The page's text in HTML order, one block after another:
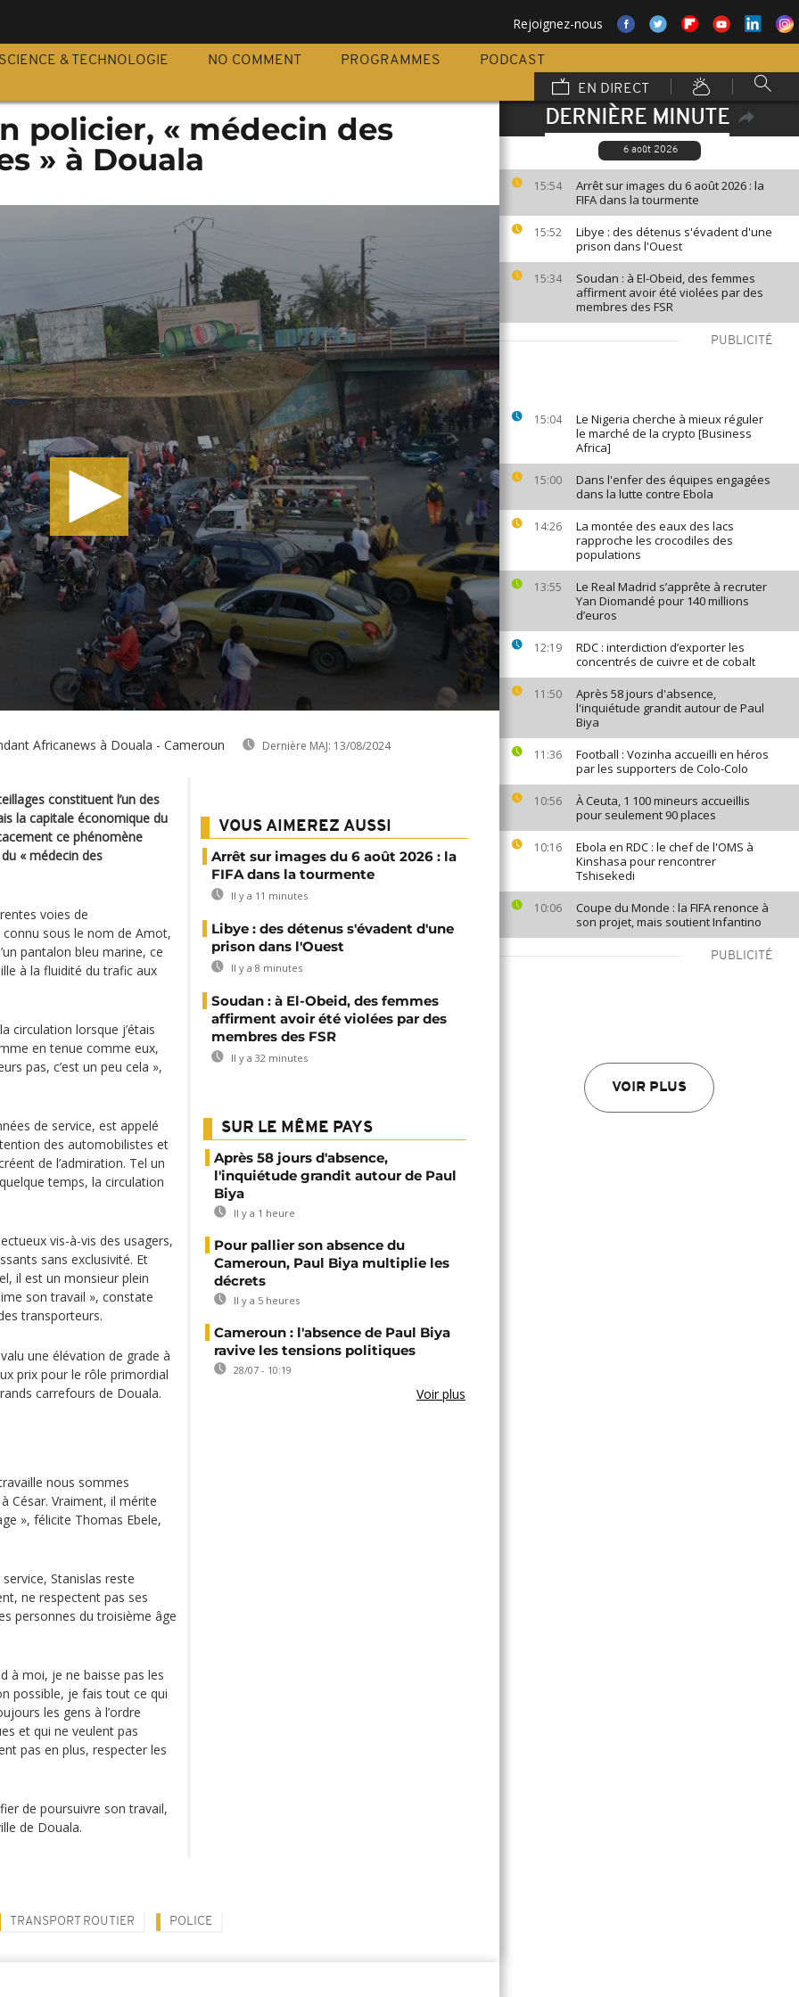
Rejoignez-nous
SCIENCE & TECHNOLOGIE NO COMMENT PROGRAMMES
PODCAST
EN DIRECT
DERNIÈRE MINUTE
6 août 2026
15:54
Arrêt sur images du 6 août 2026 : la
FIFA dans la tourmente
15:52
Libye : des détenus s'évadent d'une
prison dans l'Ouest
15:34
Soudan : à El-Obeid, des femmes
affirment avoir été violées par des
membres des FSR
PUBLICITÉ
15:04
Le Nigeria cherche à mieux réguler
le marché de la crypto [Business
Africa]
15:00
Dans l'enfer des équipes engagées
dans la lutte contre Ebola
14:26
La montée des eaux des lacs
rapproche les crocodiles des
populations
13:55
Le Real Madrid s’apprête à recruter
Yan Diomandé pour 140 millions
d’euros
12:19
RDC : interdiction d’exporter les
concentrés de cuivre et de cobalt
11:50
Après 58 jours d'absence,
l'inquiétude grandit autour de Paul
Biya
11:36
Football : Vozinha accueilli en héros
par les supporters de Colo-Colo
10:56
À Ceuta, 1 100 mineurs accueillis
pour seulement 90 places
10:16
Ebola en RDC : le chef de l'OMS à
Kinshasa pour rencontrer
Tshisekedi
10:06
Coupe du Monde : la FIFA renonce à
son projet, mais soutient Infantino
PUBLICITÉ
VOIR PLUS
policier, « médecin des
» à Douala
Africanews à Douala - Cameroun Dernière MAJ: 13/08/2024
constituent l’un des
la capitale économique du
ce phénomène
« médecin des
voies de
connu sous le nom de Amot,
pantalon bleu marine, ce
à la fluidité du trafic aux
circulation lorsque j’étais
en tenue comme eux,
pas, c’est un peu cela »,
de service, est appelé
des automobilistes et
de l’admiration. Tel un
temps, la circulation
vis-à-vis des usagers,
sans exclusivité. Et
il est un monsieur plein
son travail », constate
transporteurs.
une élévation de grade à
prix pour le rôle primordial
carrefours de Douala.
nous sommes
César. Vraiment, il mérite
», félicite Thomas Ebele,
Stanislas reste
ne respectent pas ses
personnes du troisième âge
à moi, je ne baisse pas les
possible, je fais tout ce qui
les gens à l’ordre
et qui ne veulent pas
pas en plus, respecter les
de poursuivre son travail,
de Douala.
VOUS AIMEREZ AUSSI
Arrêt sur images du 6 août 2026 : la
FIFA dans la tourmente
Il y a 11 minutes
Libye : des détenus s'évadent d'une
prison dans l'Ouest
Il y a 8 minutes
Soudan : à El-Obeid, des femmes
affirment avoir été violées par des
membres des FSR
Il y a 32 minutes
SUR LE MÊME PAYS
Après 58 jours d'absence,
l'inquiétude grandit autour de Paul
Biya
Il y a 1 heure
Pour pallier son absence du
Cameroun, Paul Biya multiplie les
décrets
Il y a 5 heures
Cameroun : l'absence de Paul Biya
ravive les tensions politiques
28/07 - 10:19
Voir plus
TRANSPORT ROUTIER POLICE